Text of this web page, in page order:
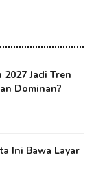
Jadi Tren
Dominan?
Ini Bawa Layar